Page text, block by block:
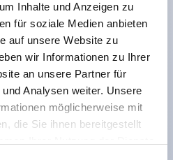
Inhalte und Anzeigen zu
für soziale Medien anbieten
auf unsere Website zu
wir Informationen zu Ihrer
an unsere Partner für
Analysen weiter. Unsere
möglicherweise mit
die Sie ihnen bereitgestellt
vollständig verfügbar
Entspricht EN (Europa)
(außer Anzeigeleuchten).
leicht auf Φ22 Flash-